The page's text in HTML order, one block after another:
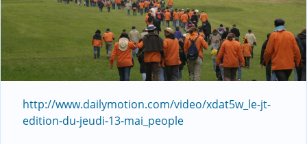
http://www.dailymotion.com/video/xdat5w_le-jt-
edition-du-jeudi-13-mai_people